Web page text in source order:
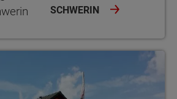
SCHWERIN